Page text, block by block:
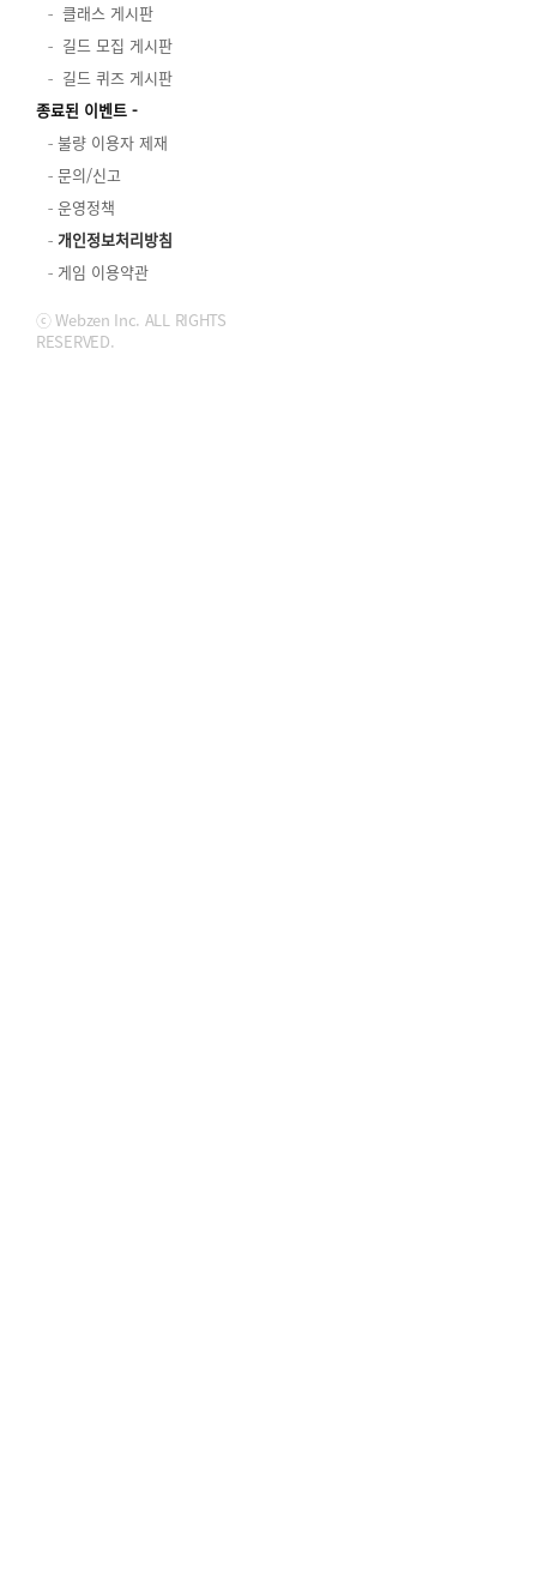
클래스 게시판
길드 모집 게시판
길드 퀴즈 게시판
종료된 이벤트
불량 이용자 제재
문의/신고
운영정책
개인정보처리방침
게임 이용약관
ⓒ Webzen Inc. ALL RIGHTS
RESERVED.